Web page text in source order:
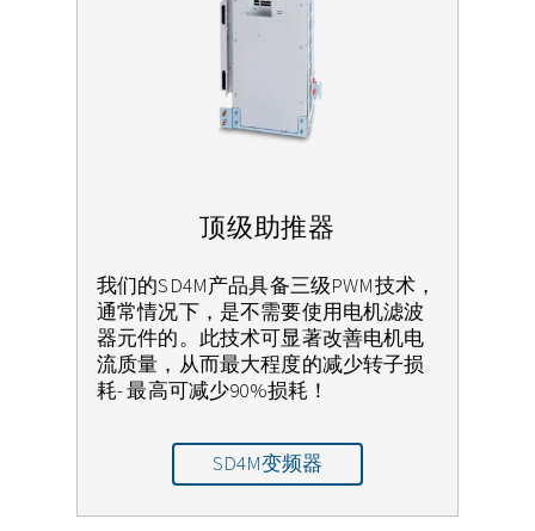
顶级助推器
我们的SD4M产品具备三级PWM技术，
通常情况下，是不需要使用电机滤波
器元件的。此技术可显著改善电机电
流质量，从而最大程度的减少转子损
耗- 最高可减少90%损耗！
SD4M变频器